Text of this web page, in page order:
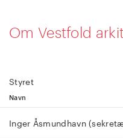
Om Vestfold
Styret
Navn
Inger Åsmundhavn